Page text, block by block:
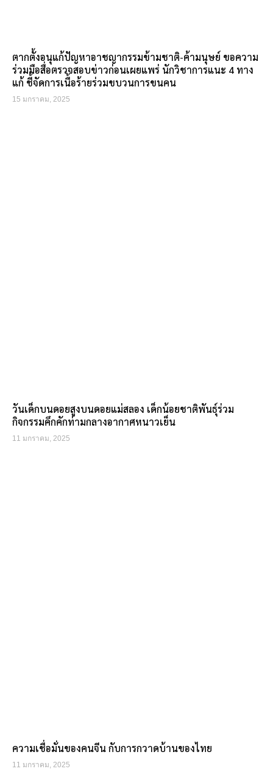
ตากตั้งอนุแก้ปัญหาอาชญากรรมข้ามชาติ-ค้ามนุษย์ ขอความ
ร่วมมือสื่อตรวจสอบข่าวก่อนเผยแพร่ นักวิชาการแนะ 4 ทาง
แก้ ชี้จัดการเนื้อร้ายร่วมขบวนการขนคน
15 มกราคม, 2025
วันเด็กบนดอยสูงบนดอยแม่สลอง เด็กน้อยชาติพันธ์ุร่วม
กิจกรรมคึกคักท่ามกลางอากาศหนาวเย็น
11 มกราคม, 2025
ความเชื่อมั่นของคนจีน กับการกวาดบ้านของไทย
11 มกราคม, 2025